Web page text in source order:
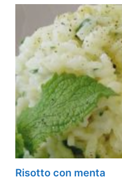
Risotto con menta